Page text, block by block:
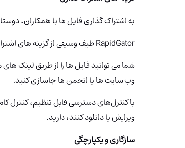
به اشتراک گذاری فایل ها با همکاران،
RapidGator طیف وسیعی از گزینه های اشتراک گذاری را متناسب با نیازهای شما ارائه می دهد.
شما می توانید فایل ها را از طریق لینک
وب سایت ها یا انجمن ها جاسازی کنید.
با کنترل‌های دسترسی قابل تنظیم، کنترل
ویرایش یا دانلود کنند، دارید.
سازگاری و یکپارچگی